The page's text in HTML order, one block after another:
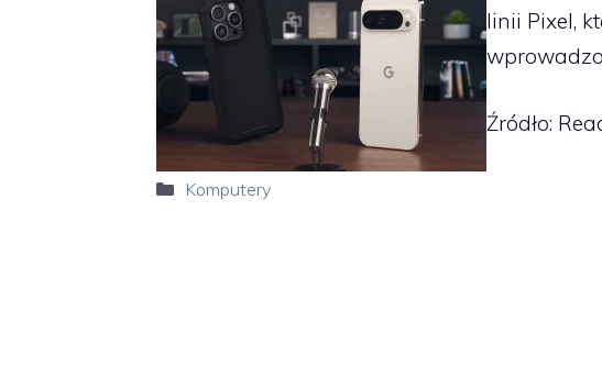
linii Pixel,
Źródło:
Kategorie
Komputery